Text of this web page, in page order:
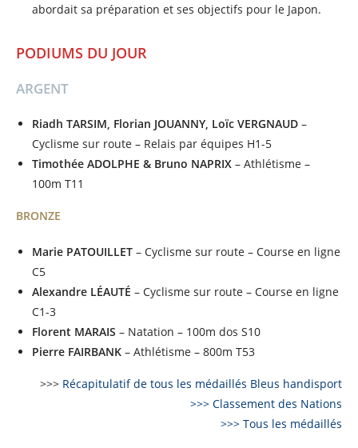
abordait sa préparation et ses objectifs pour le Japon.
PODIUMS DU JOUR
ARGENT
Riadh TARSIM, Florian JOUANNY, Loïc VERGNAUD –
Cyclisme sur route – Relais par équipes H1-5
Timothée ADOLPHE & Bruno NAPRIX – Athlétisme –
100m T11
BRONZE
Marie PATOUILLET – Cyclisme sur route – Course en ligne
C5
Alexandre LÉAUTÉ – Cyclisme sur route – Course en ligne
C1-3
Florent MARAIS – Natation – 100m dos S10
Pierre FAIRBANK – Athlétisme – 800m T53
>>> Récapitulatif de tous les médaillés Bleus handisport
>>> Classement des Nations
>>> Tous les médaillés